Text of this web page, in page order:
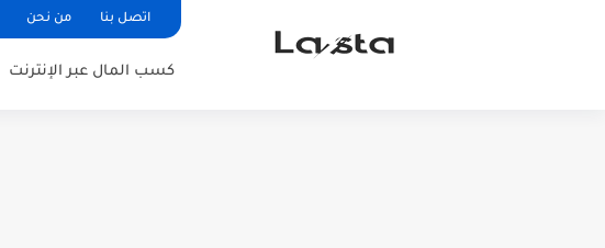
اتصل بنا من نحن
كسب المال عبر الإنترنت